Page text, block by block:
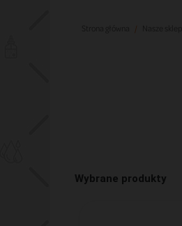
Wybrane produkty